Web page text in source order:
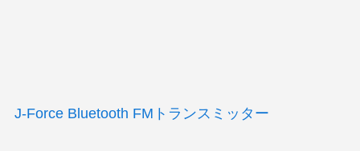
J-Force Bluetooth FMトランスミッター